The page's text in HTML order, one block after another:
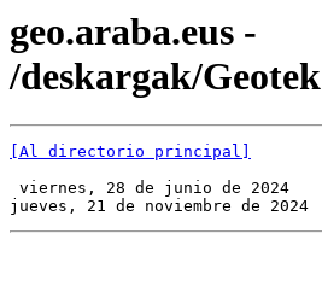
geo.araba.eus -
/deskargak/
[Al directorio principal]
viernes, 28 de junio de 2024
jueves, 21 de noviembre de